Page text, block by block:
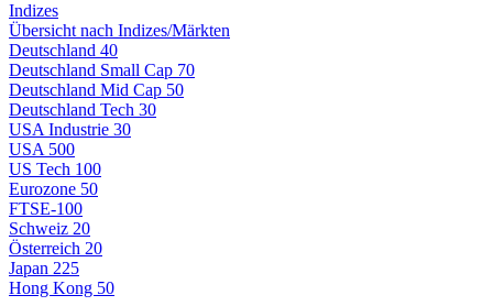
Indizes
Übersicht nach Indizes/Märkten
Deutschland 40
Deutschland Small Cap 70
Deutschland Mid Cap 50
Deutschland Tech 30
USA Industrie 30
USA 500
US Tech 100
Eurozone 50
FTSE-100
Schweiz 20
Österreich 20
Japan 225
Hong Kong 50